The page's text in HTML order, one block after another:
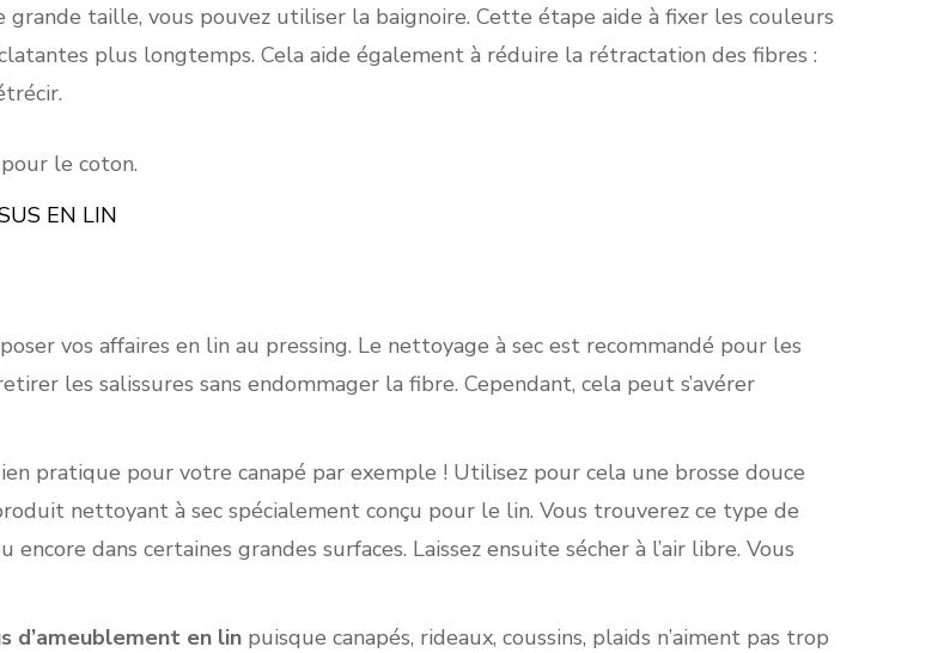
taille, vous pouvez utiliser la baignoire. Cette étape aide à fixer les couleurs
plus longtemps. Cela aide également à réduire la rétractation des fibres :
le coton.
EN LIN
vos affaires en lin au pressing. Le nettoyage à sec est recommandé pour les
les salissures sans endommager la fibre. Cependant, cela peut s’avérer
pratique pour votre canapé par exemple ! Utilisez pour cela une brosse douce
nettoyant à sec spécialement conçu pour le lin. Vous trouverez ce type de
dans certaines grandes surfaces. Laissez ensuite sécher à l’air libre. Vous
d’ameublement en lin puisque canapés, rideaux, coussins, plaids n’aiment pas trop